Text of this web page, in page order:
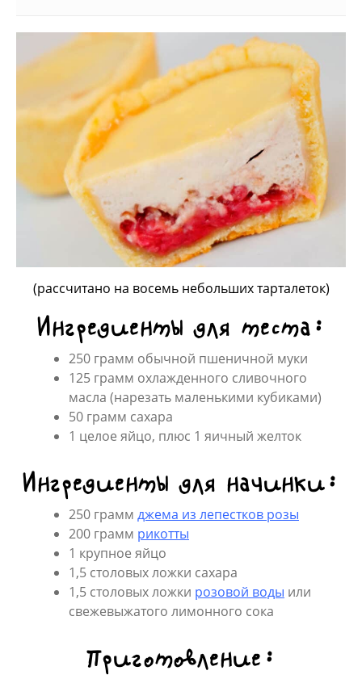
(рассчитано на восемь небольших тарталеток)
Ингредиенты для теста:
250 грамм обычной пшеничной муки
125 грамм охлажденного сливочного
масла (нарезать маленькими кубиками)
50 грамм сахара
1 целое яйцо, плюс 1 яичный желток
Ингредиенты для начинки:
250 грамм джема из лепестков розы
200 грамм рикотты
1 крупное яйцо
1,5 столовых ложки сахара
1,5 столовых ложки розовой воды или
свежевыжатого лимонного сока
Приготовление: